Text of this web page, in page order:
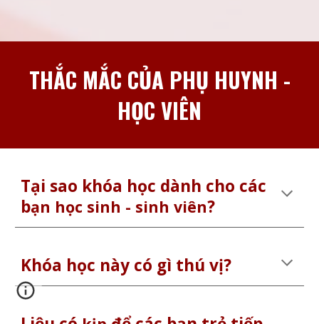
THẮC MẮC CỦA PHỤ HUYNH -
HỌC VIÊN
Tại sao khóa học dành cho các
bạn học sinh - sinh viên?
Khóa học này có gì thú vị?